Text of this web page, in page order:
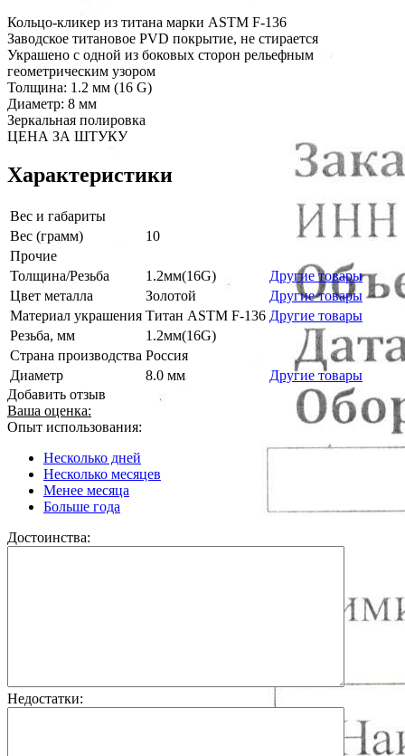
Кольцо-кликер из титана марки ASTM F-136
Заводское титановое PVD покрытие, не стирается
Украшено с одной из боковых сторон рельефным
геометрическим узором
Толщина: 1.2 мм (16 G)
Диаметр: 8 мм
Зеркальная полировка
ЦЕНА ЗА ШТУКУ
Характеристики
Вес и габариты
Вес (грамм)
10
Прочие
Толщина/Резьба
1.2мм(16G)
Другие товары
Цвет металла
Золотой
Другие товары
Материал украшения Титан ASTM F-136 Другие товары
Резьба, мм
1.2мм(16G)
Страна производства Россия
Диаметр
8.0 мм
Другие товары
Добавить отзыв
Ваша оценка:
Опыт использования:
Несколько дней
Несколько месяцев
Менее месяца
Больше года
Достоинства:
Недостатки: